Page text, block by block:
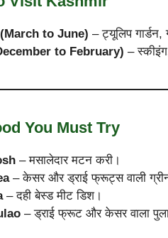
to June) – ट्यूलिप
to February) –
You Must Try
– मसालेदार मटन करी।
– केसर और ड्राई फ्रूट्स वाली
– दही बेस्ड मीट डिश।
– ड्राई फ्रूट और केसर वाला